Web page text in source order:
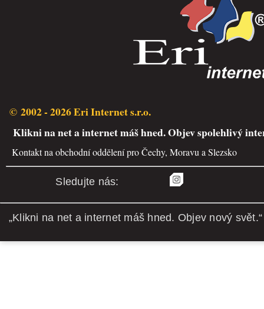
© 2002 - 2026 Eri Internet s.r.o.
Klikni na net a internet máš hned. Objev spolehlivý
Kontakt na obchodní oddělení pro Čechy, Moravu a Slezsko
Sledujte nás:
„Klikni na net a internet máš hned. Objev nový svět.“